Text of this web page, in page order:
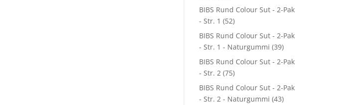
BIBS Rund Colour Sut - 2-Pak
- Str. 1 (52)
BIBS Rund Colour Sut - 2-Pak
- Str. 1 - Naturgummi (39)
BIBS Rund Colour Sut - 2-Pak
- Str. 2 (75)
BIBS Rund Colour Sut - 2-Pak
- Str. 2 - Naturgummi (43)